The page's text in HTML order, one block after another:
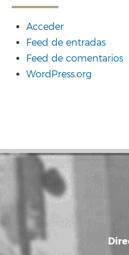
Acceder
Feed de entradas
Feed de comentarios
WordPress.org